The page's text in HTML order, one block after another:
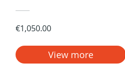
€1,050.00
View more